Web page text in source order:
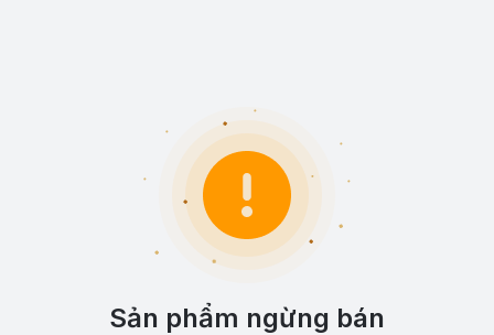
Sản phẩm ngừng bán